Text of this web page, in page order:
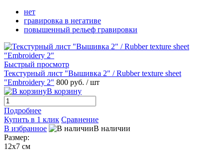
нет
гравировка в негативе
повышенный рельеф гравировки
Быстрый просмотр
Текстурный лист "Вышивка 2" / Rubber texture sheet
"Embroidery 2" 800 руб. / шт
В корзину
Подробнее
Купить в 1 клик Сравнение
В избранное
В наличии
Размер:
12х7 см